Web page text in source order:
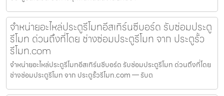
จำหน่ายอะไหล่ประตูรีโมทอีสเทิร์นซีบอร์ด รับซ่อมประตู
รีโมท ด่วนถึงที่โดย ช่างซ่อมประตูรีโมท จาก ประตูรั้ว
รีโมท.com
จำหน่ายอะไหล่ประตูรีโมทอีสเทิร์นซีบอร์ด รับซ่อมประตูรีโมท ด่วนถึงที่โดย
ช่างซ่อมประตูรีโมท จาก ประตูรั้วรีโมท.com — รับต